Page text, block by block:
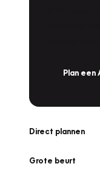
Plan een
Direct plannen
Grote beurt